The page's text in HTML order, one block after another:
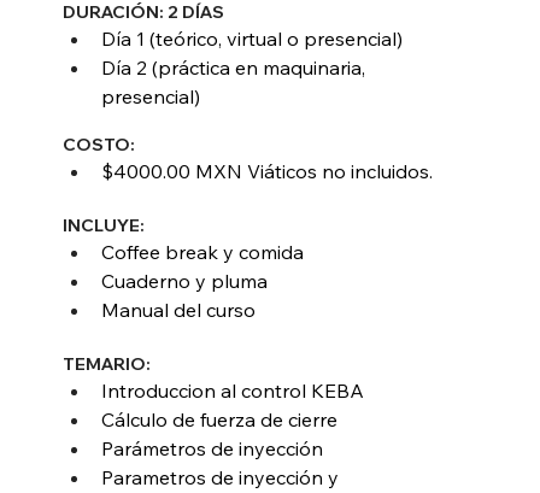
DURACIÓN: 2 DÍAS
Día 1 (teórico, virtual o presencial)
Día 2 (práctica en maquinaria,
presencial)
COSTO:
$4000.00 MXN Viáticos no incluidos.
INCLUYE:
Coffee break y comida
Cuaderno y pluma
Manual del curso
TEMARIO:
Introduccion al control KEBA
Cálculo de fuerza de cierre
Parámetros de inyección
Parametros de inyección y